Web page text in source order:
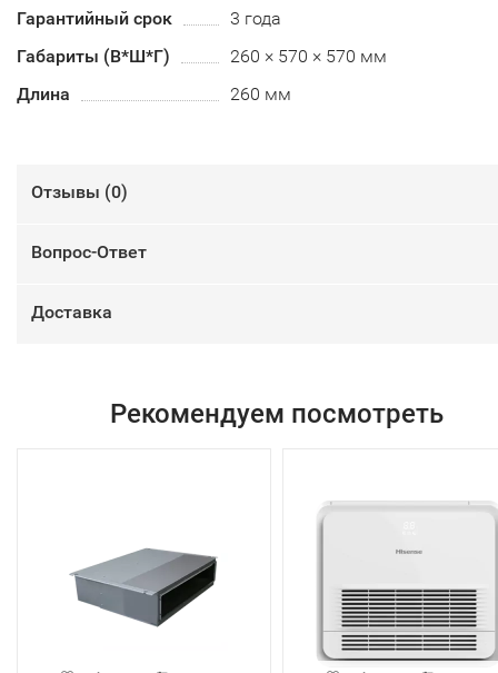
Гарантийный срок
3 года
Габариты (В*Ш*Г)
260 × 570 × 570 мм
Длина
260 мм
Отзывы (0)
Вопрос-Ответ
Доставка
Рекомендуем посмотреть